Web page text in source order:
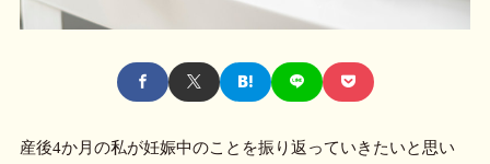
産後4か月の私が妊娠中のことを振り返っていきたいと思い